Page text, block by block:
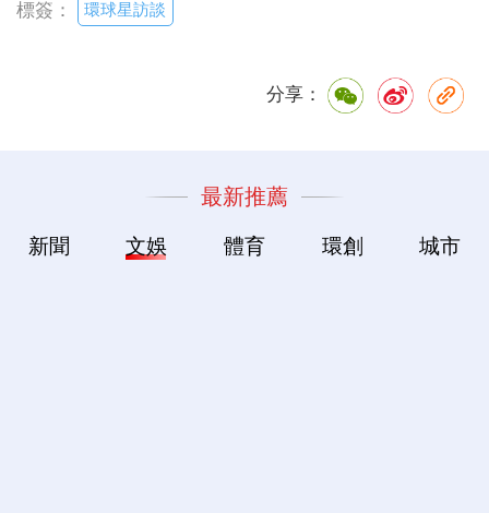
標簽： 環球星訪談
分享：
最新推薦
新聞 文娛 體育 環創 城市